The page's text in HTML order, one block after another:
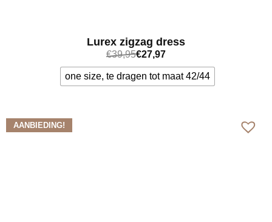
Lurex zigzag dress
€39,95€27,97
one size, te dragen tot maat 42/44
AANBIEDING!